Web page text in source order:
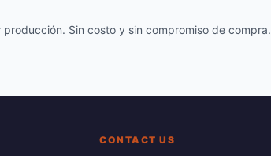
Sin costo y sin compromiso de compra.
CONTACT US